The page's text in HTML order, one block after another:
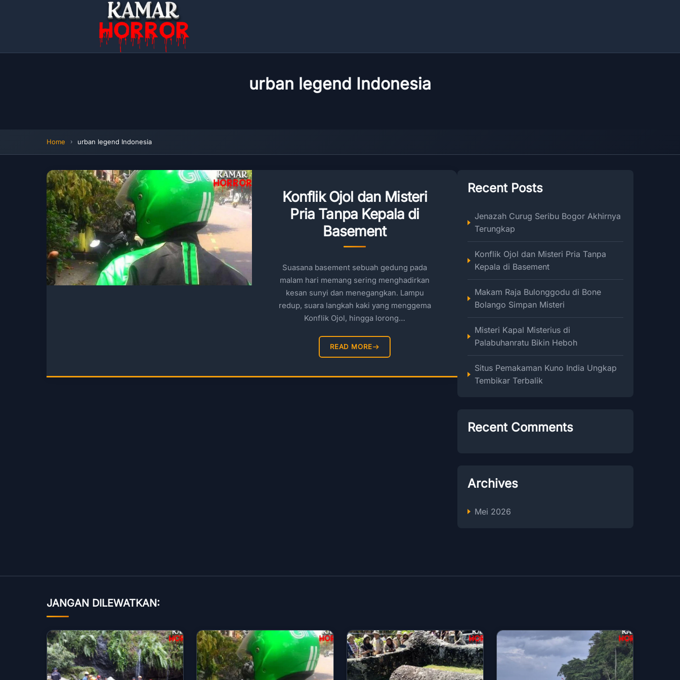
urban legend Indonesia
Home urban legend Indonesia
Konflik Ojol dan Misteri
Pria Tanpa Kepala di
Basement
Suasana basement sebuah gedung pada
malam hari memang sering menghadirkan
kesan sunyi dan menegangkan. Lampu
redup, suara langkah kaki yang menggema
Konflik Ojol, hingga lorong…
READ MORE
Recent Posts
Jenazah Curug Seribu Bogor Akhirnya
Terungkap
Konflik Ojol dan Misteri Pria Tanpa
Kepala di Basement
Makam Raja Bulonggodu di Bone
Bolango Simpan Misteri
Misteri Kapal Misterius di
Palabuhanratu Bikin Heboh
Situs Pemakaman Kuno India Ungkap
Tembikar Terbalik
Recent Comments
Archives
Mei 2026
JANGAN DILEWATKAN: